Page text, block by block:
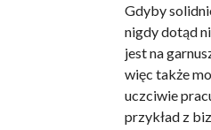
Gdyby
nigdy dotąd
jest na
więc także
uczciwie
przykład z